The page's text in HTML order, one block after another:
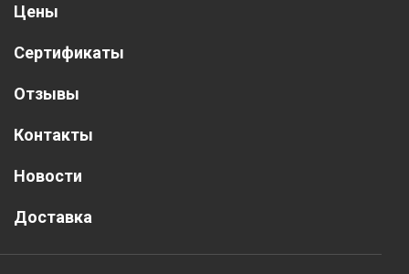
Цены
Сертификаты
Отзывы
Контакты
Новости
Доставка